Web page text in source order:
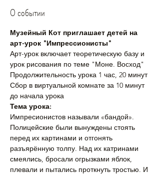
О событии
Музейный Кот приглашает детей на
арт-урок "Импрессионисты"
Арт-урок включает теоретическую базу и
урок рисования по теме "Моне. Восход"
Продолжительность урока 1 час, 20 минут
Сбор в виртуальной комнате за 10 минут
до начала урока
Тема урока:
Импресионистов называли «бандой».
Полицейские были вынуждены стоять
перед их картинами и отгонять
разъярённую толпу. Над их катринами
смеялись, бросали огрызками яблок,
плевали и пытались проткнуть тростью. И